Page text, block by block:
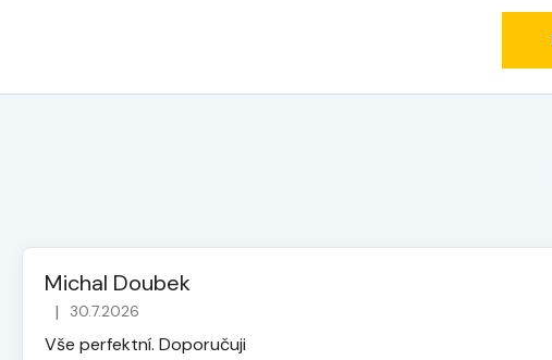
Michal Doubek
Hodnocení obchodu je 5 z 5 hvězdiček.
| 30.7.2026
Vše perfektní. Doporučuji